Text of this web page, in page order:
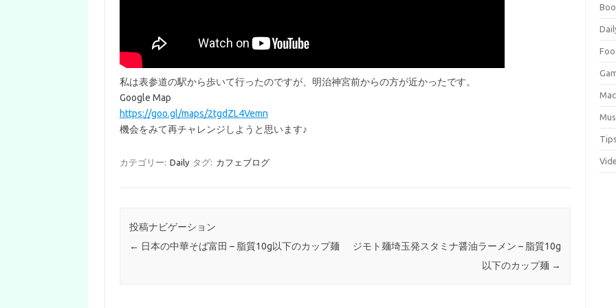
私は表参道の駅から歩いて行ったのですが、明治神宮前からの方が近かったです。
Google Map
https://goo.gl/maps/2tgdZL4Vemn
機会をみて再チャレンジしようと思います♪
カテゴリー: Daily タグ: カフェブログ
投稿ナビゲーション
← 日本の中華そば富田 – 脂質10g以下のカップ麺
ジモト麺埼玉発スタミナ醤油ラーメン – 脂質10g
以下のカップ麺 →
Mac
Tips